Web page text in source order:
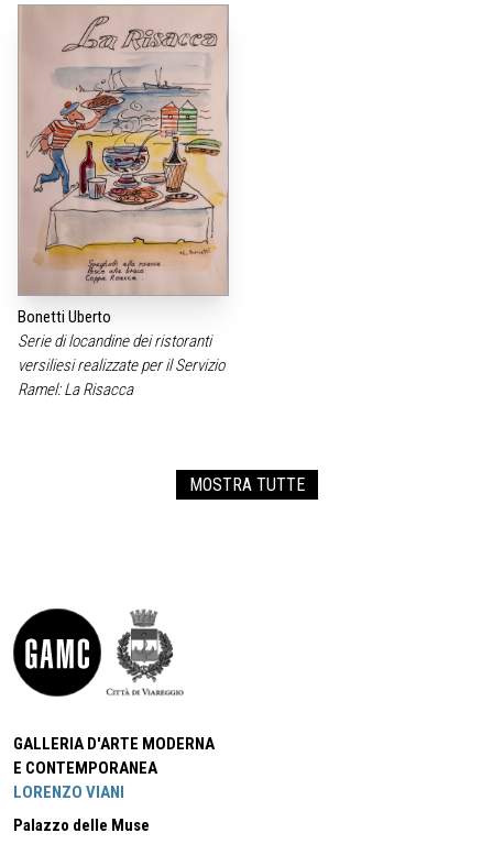
Bonetti Uberto
Serie di locandine dei ristoranti
versiliesi realizzate per il Servizio
Ramel: La Risacca
MOSTRA TUTTE
GALLERIA D'ARTE MODERNA
E CONTEMPORANEA
LORENZO VIANI
Palazzo delle Muse